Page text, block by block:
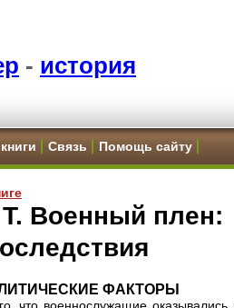
- история
Связь Помощь сайту
Военный плен:
ФАКТОРЫ